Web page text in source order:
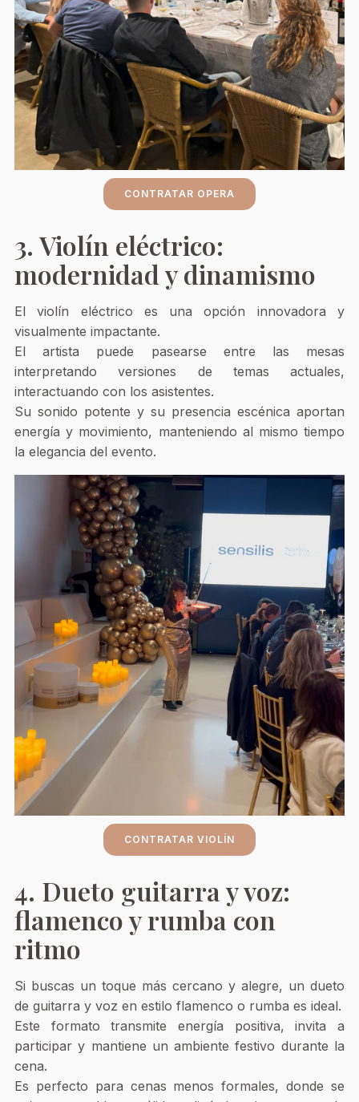
CONTRATAR OPERA
3. Violín eléctrico:
modernidad y dinamismo
El violín eléctrico es una opción innovadora y
visualmente impactante.
El artista puede pasearse entre las mesas
interpretando versiones de temas actuales,
interactuando con los asistentes.
Su sonido potente y su presencia escénica aportan
energía y movimiento, manteniendo al mismo tiempo
la elegancia del evento.
CONTRATAR VIOLÍN
4. Dueto guitarra y voz:
flamenco y rumba con
ritmo
Si buscas un toque más cercano y alegre, un dueto
de guitarra y voz en estilo flamenco o rumba es ideal.
Este formato transmite energía positiva, invita a
participar y mantiene un ambiente festivo durante la
cena.
Es perfecto para cenas menos formales, donde se